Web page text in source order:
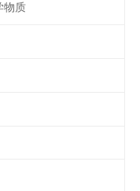
物质